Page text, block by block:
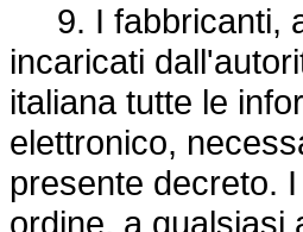
9. I fabbricanti, a
incaricati
italiana tutte le
elettronico,
presente decreto.
ordine, a qualsiasi